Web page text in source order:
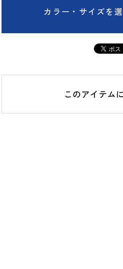
カラー・サイズを
このアイテム